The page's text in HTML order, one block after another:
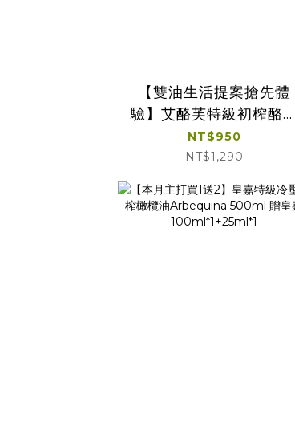
【雙油生活提案搶先體
驗】艾酪芙特級初榨酪梨
油250ml +皇嘉橄欖油
Picual 100ml贈皇嘉橄欖
NT$950
NT$1,290